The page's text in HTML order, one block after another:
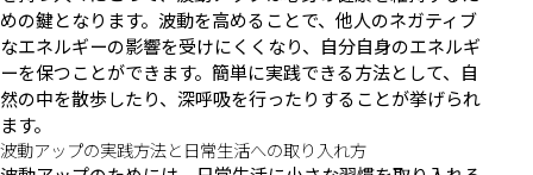
めの鍵となります。波動を高めることで、他人のネガティブ
なエネルギーの影響を受けにくくなり、自分自身のエネルギ
ーを保つことができます。簡単に実践できる方法として、自
然の中を散歩したり、深呼吸を行ったりすることが挙げられ
ます。
波動アップの実践方法と日常生活への取り入れ方